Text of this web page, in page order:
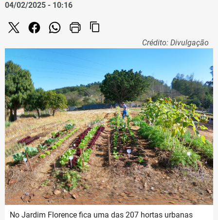
04/02/2025 - 10:16
content_copy
Crédito: Divulgação
No Jardim Florence fica uma das 207 hortas urbanas